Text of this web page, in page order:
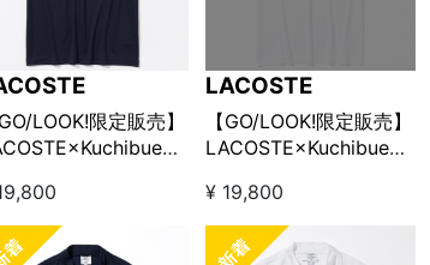
GO/LOOK!限定販売】
ロシャツ ネイビー
LACOSTE
【GO/LOOK!限定販売】
LACOSTE×Kuchibue
ムポロシャツ ホワイト
¥ 19,800